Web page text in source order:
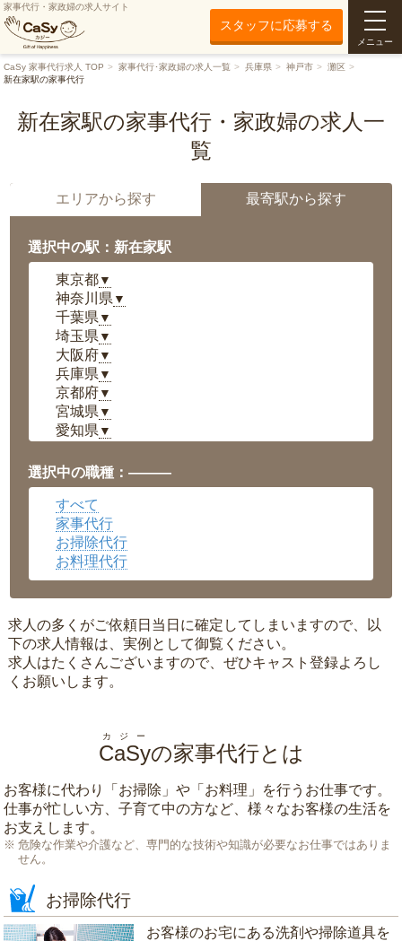
家事代行・家政婦の求人サイト
スタッフに応募する
メニュー
CaSy 家事代行求人 TOP 家事代行･家政婦の求人一覧 兵庫県 神戸市
灘区
新在家駅の家事代行
新在家駅の家事代行・家政婦の求人一
覧
エリアから探す 最寄駅から探す
選択中の駅：新在家駅
東京都▼
神奈川県 ▼
千葉県 ▼
埼玉県 ▼
大阪府▼
兵庫県 ▼
京都府▼
宮城県 ▼
愛知県 ▼
岡山県▼
広島県▼
沖縄県
選択中の職種：———
すべて
家事代行
お掃除代行
お料理代行
求人の多くがご依頼日当日に確定してしまいますので、以
下の求人情報は、実例として御覧ください。
求人はたくさんございますので、ぜひキャスト登録よろし
くお願いします。
CaSy
カジー
の家事代行とは
お客様に代わり「 お掃除 」や「 お料理 」を行うお仕事です。
仕事が忙しい方、子育て中の方など、様々なお客様の生活を
お支えします。
危険な作業や介護など、専門的な技術や知識が必要なお仕事ではありま
せん。
お掃除代行
お客様のお宅にある洗剤や掃除道具を